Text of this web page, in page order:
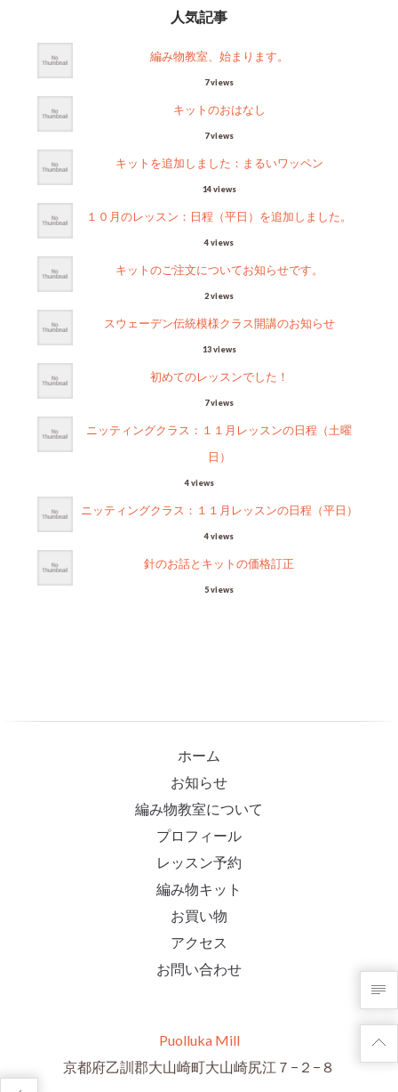
人気記事
編み物教室、始まります。
7 views
キットのおはなし
7 views
キットを追加しました：まるいワッペン
14 views
１０月のレッスン：日程（平日）を追加しました。
4 views
キットのご注文についてお知らせです。
2 views
スウェーデン伝統模様クラス開講のお知らせ
13 views
初めてのレッスンでした！
7 views
ニッティングクラス：１１月レッスンの日程（土曜
日）
4 views
ニッティングクラス：１１月レッスンの日程（平日）
4 views
針のお話とキットの価格訂正
5 views
ホーム
お知らせ
編み物教室について
プロフィール
レッスン予約
編み物キット
お買い物
アクセス
お問い合わせ
Puolluka Mill
京都府乙訓郡大山崎町大山崎尻江７−２−８